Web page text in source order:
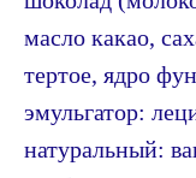
масло какао,
тертое, ядро
эмульгатор:
натуральный:
+7 985 333 17 17